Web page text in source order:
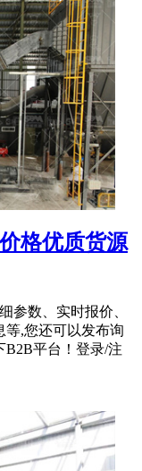
格优质货源
参数、实时报价、
等,您还可以发布询
B2B平台！登录/注